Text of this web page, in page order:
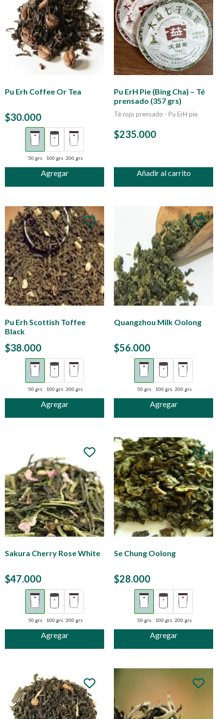
Pu Erh Coffee Or Tea
$30.000
Agregar
50 grs 100 grs 200 grs
Pu ErH Pie (Bing Cha) – Té
prensado (357 grs)
Té rojo prensado - Pu ErH pie
$235.000
Añadir al carrito
Pu Erh Scottish Toffee
Black
$38.000
Agregar
50 grs 100 grs 200 grs
Quangzhou Milk Oolong
$56.000
Agregar
50 grs 100 grs 200 grs
Sakura Cherry Rose White
$47.000
Agregar
50 grs 100 grs 200 grs
Se Chung Oolong
$28.000
Agregar
50 grs 100 grs 200 grs